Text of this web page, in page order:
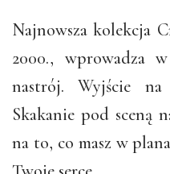
Najnowsza kolekcja
2000., wprowadza
nastrój. Wyjście na
Skakanie pod sceną
na to, co masz w